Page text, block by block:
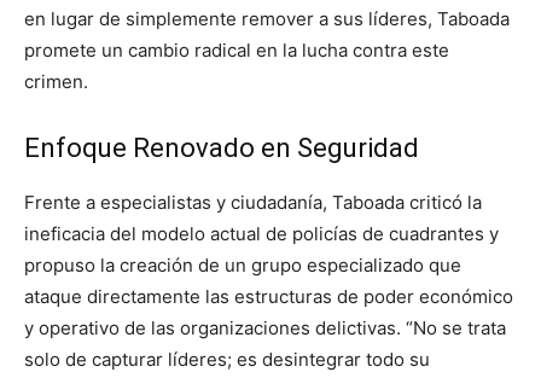
en lugar de simplemente remover a sus líderes, Taboada
promete un cambio radical en la lucha contra este
crimen.
Enfoque Renovado en Seguridad
Frente a especialistas y ciudadanía, Taboada criticó la
ineficacia del modelo actual de policías de cuadrantes y
propuso la creación de un grupo especializado que
ataque directamente las estructuras de poder económico
y operativo de las organizaciones delictivas. “No se trata
solo de capturar líderes; es desintegrar todo su